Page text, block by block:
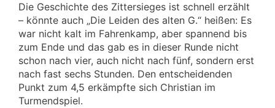
Die Geschichte des Zittersieges ist schnell erzählt
– könnte auch „Die Leiden des alten G.“ heißen: Es
war nicht kalt im Fahrenkamp, aber spannend bis
zum Ende und das gab es in dieser Runde nicht
schon nach vier, auch nicht nach fünf, sondern erst
nach fast sechs Stunden. Den entscheidenden
Punkt zum 4,5 erkämpfte sich Christian im
Turmendspiel.